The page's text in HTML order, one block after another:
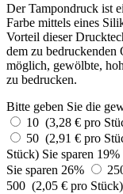
Der Tampondruck ist
Farbe mittels eines
Vorteil dieser
dem zu bedruckenden
möglich, gewölbte,
zu bedrucken.
Bitte geben Sie die
10 (3,28 € pro
50 (2,91 € pro
Stück) Sie sparen 19%
Sie sparen 26%
500 (2,05 € pro Stück)